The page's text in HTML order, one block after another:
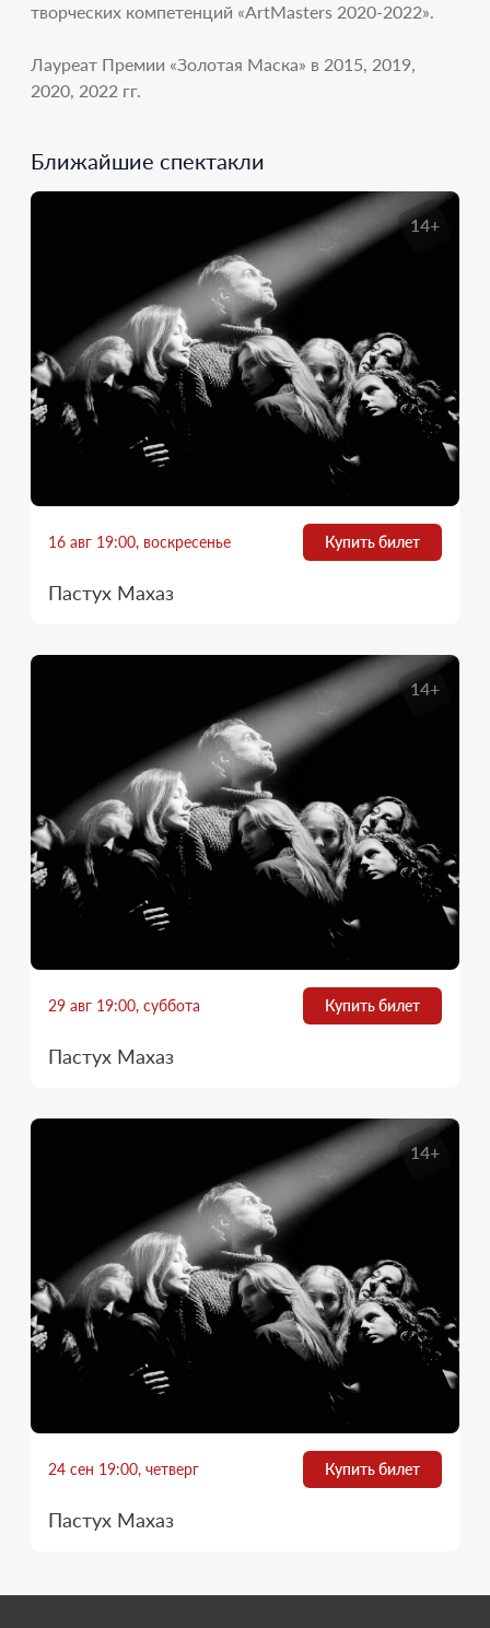
творческих компетенций «ArtMasters 2020-2022».
Лауреат Премии «Золотая Маска» в 2015, 2019,
2020, 2022 гг.
Ближайшие спектакли
14+
16 авг 19:00, воскресенье Купить билет
Пастух Махаз
14+
29 авг 19:00, суббота Купить билет
Пастух Махаз
14+
24 сен 19:00, четверг Купить билет
Пастух Махаз